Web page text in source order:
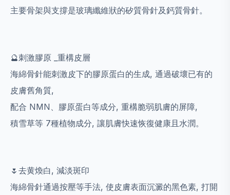
主要骨架與支撐是玻璃纖維狀的矽質骨針及鈣質骨針。
🔮刺激膠原 _重構皮層
海綿骨針能刺激皮下的膠原蛋白的生成, 通過破壞已有的
皮膚舊角質,
配合 NMN、膠原蛋白等成分, 重構脆弱肌膚的屏障,
積雪草等 7種植物成分, 讓肌膚快速恢復健康且水潤。
🌷去黄煥白, 減淡斑印
海綿骨針通過按壓等手法, 使皮膚表面沉澱的黑色素, 打開